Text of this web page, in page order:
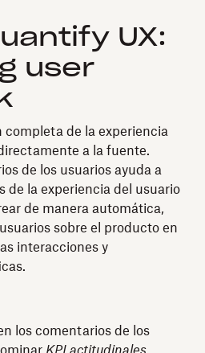
UX:
user
completa de la experiencia
a la fuente.
de los usuarios ayuda a
de la experiencia del usuario
de manera automática,
sobre el producto en
interacciones y
los comentarios de los